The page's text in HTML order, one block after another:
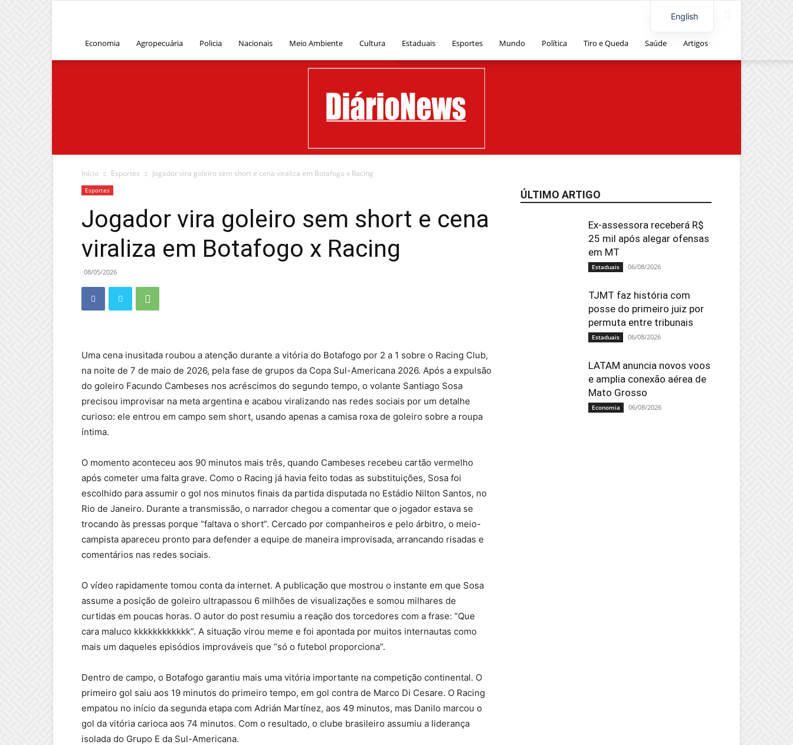
Economia Agropecuária Policia Nacionais Meio Ambiente Cultura Estaduais Esportes Mundo Política Tiro e Queda Saúde Artigos
Início Esportes Jogador vira goleiro sem short e cena viraliza em Botafogo x Racing
Esportes
Jogador vira goleiro sem short e cena
viraliza em Botafogo x Racing
08/05/2026
Uma cena inusitada roubou a atenção durante a vitória do Botafogo por 2 a 1 sobre o Racing Club,
na noite de 7 de maio de 2026, pela fase de grupos da Copa Sul-Americana 2026. Após a expulsão
do goleiro Facundo Cambeses nos acréscimos do segundo tempo, o volante Santiago Sosa
precisou improvisar na meta argentina e acabou viralizando nas redes sociais por um detalhe
curioso: ele entrou em campo sem short, usando apenas a camisa roxa de goleiro sobre a roupa
íntima.
O momento aconteceu aos 90 minutos mais três, quando Cambeses recebeu cartão vermelho
após cometer uma falta grave. Como o Racing já havia feito todas as substituições, Sosa foi
escolhido para assumir o gol nos minutos finais da partida disputada no Estádio Nilton Santos, no
Rio de Janeiro. Durante a transmissão, o narrador chegou a comentar que o jogador estava se
trocando às pressas porque “faltava o short”. Cercado por companheiros e pelo árbitro, o meio-
campista apareceu pronto para defender a equipe de maneira improvisada, arrancando risadas e
comentários nas redes sociais.
O vídeo rapidamente tomou conta da internet. A publicação que mostrou o instante em que Sosa
assume a posição de goleiro ultrapassou 6 milhões de visualizações e somou milhares de
curtidas em poucas horas. O autor do post resumiu a reação dos torcedores com a frase: “Que
cara maluco kkkkkkkkkkkk”. A situação virou meme e foi apontada por muitos internautas como
mais um daqueles episódios improváveis que “só o futebol proporciona”.
Dentro de campo, o Botafogo garantiu mais uma vitória importante na competição continental. O
primeiro gol saiu aos 19 minutos do primeiro tempo, em gol contra de Marco Di Cesare. O Racing
empatou no início da segunda etapa com Adrián Martínez, aos 49 minutos, mas Danilo marcou o
gol da vitória carioca aos 74 minutos. Com o resultado, o clube brasileiro assumiu a liderança
isolada do Grupo E da Sul-Americana.
ÚLTIMO ARTIGO
Ex-assessora receberá R$
25 mil após alegar ofensas
em MT
Estaduais 06/08/2026
TJMT faz história com
posse do primeiro juiz por
permuta entre tribunais
Estaduais 06/08/2026
LATAM anuncia novos voos
e amplia conexão aérea de
Mato Grosso
Economia 06/08/2026
English